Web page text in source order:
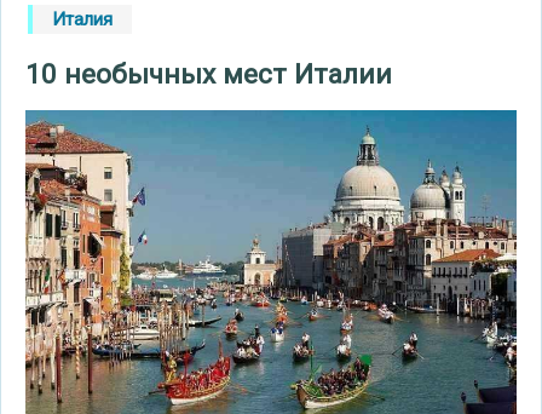
Италия
10 необычных мест Италии